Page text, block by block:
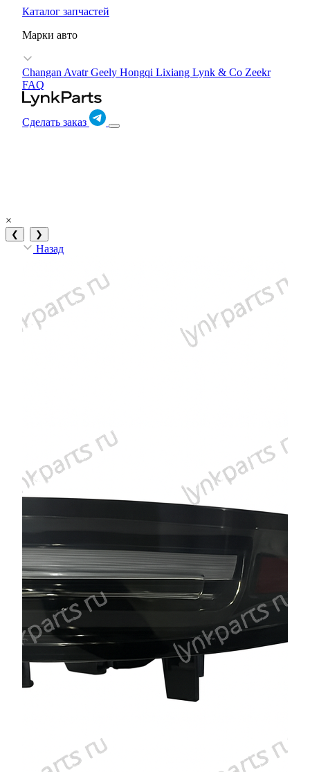
Каталог запчастей
Марки авто
Changan AvatrGeely Hongqi Lixiang Lynk & Co Zeekr
FAQ
Сделать заказ
×
❮ ❯
Назад